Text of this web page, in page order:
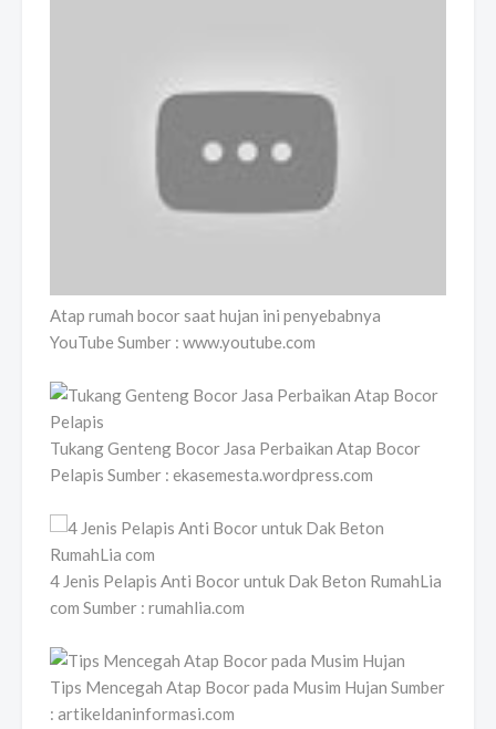
Atap rumah bocor saat hujan ini penyebabnya
YouTube Sumber : www.youtube.com
Tukang Genteng Bocor Jasa Perbaikan Atap Bocor
Pelapis Sumber : ekasemesta.wordpress.com
4 Jenis Pelapis Anti Bocor untuk Dak Beton RumahLia
com Sumber : rumahlia.com
Tips Mencegah Atap Bocor pada Musim Hujan Sumber
: artikeldaninformasi.com